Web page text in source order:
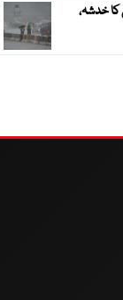
کا خدشہ،